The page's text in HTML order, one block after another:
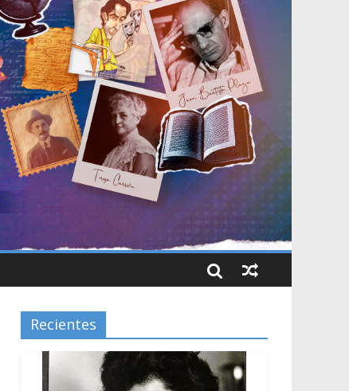
Recientes